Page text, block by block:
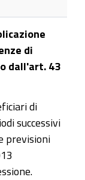
di
dall'art. 43
di
successivi
previsioni